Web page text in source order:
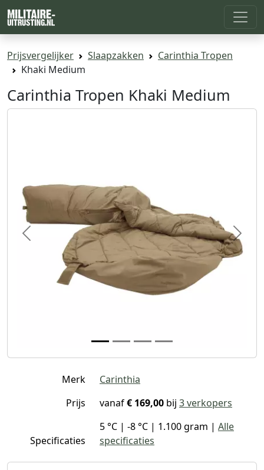
Prijsvergelijker Slaapzakken
Carinthia Tropen
Khaki Medium
Carinthia Tropen Khaki Medium
Previous Next
Merk
Carinthia
Prijs
vanaf€ 169,00 bij 3 verkopers
Specificaties
5 °C | -8 °C | 1.100 gram | Alle
specificaties